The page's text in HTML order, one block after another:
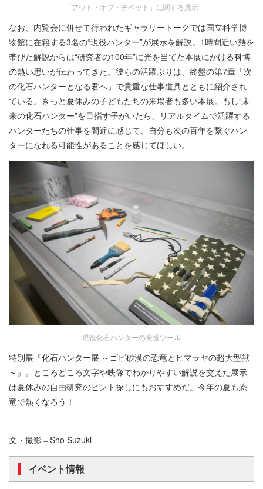
「アウト・オブ・チベット」に関する展示
なお、内覧会に併せて行われたギャラリートークでは国立科学博
物館に在籍する3名の“現役ハンター”が展示を解説。1時間近い熱を
帯びた解説からは“研究者の100年”に光を当てた本展にかける科博
の熱い思いが伝わってきた。彼らの活躍ぶりは、終盤の第7章「次
の化石ハンターとなる君へ」で貴重な仕事道具とともに紹介され
ている。きっと夏休みの子どもたちの来場者も多い本展。もし“未
来の化石ハンター”を目指す子がいたら、リアルタイムで活躍する
ハンターたちの仕事を間近に感じて、自分も次の百年を繋ぐハン
ターになれる可能性があることを感じてほしい。
現役化石ハンターの発掘ツール
特別展『化石ハンター展 ～ゴビ砂漠の恐竜とヒマラヤの超大型獣
～』。ところどころ文字や映像でわかりやすい解説を交えた展示
は夏休みの自由研究のヒント探しにもおすすめだ。今年の夏も恐
竜で熱くなろう！
文・撮影＝Sho Suzuki
イベント情報